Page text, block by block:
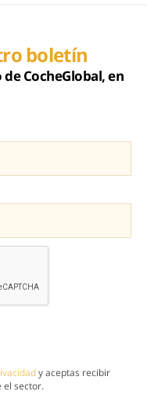
boletín
CocheGlobal, en
y aceptas recibir
el sector.